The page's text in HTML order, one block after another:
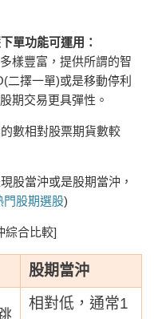
單功能可運用：
樣豐富，提供所謂的智
二擇一單)或是移動停利
期交易更具彈性。
數相對股票期貨數較
股當沖或是股期當沖，
門股期選股)
綜合比較]
股期當沖
相對低，通常1